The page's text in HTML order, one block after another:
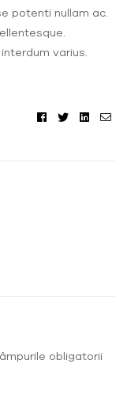
potenti nullam ac.
varius.
Facebook
Twitter
obligatorii